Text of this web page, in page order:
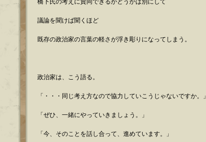
橋下氏の考えに賛同できるかどうかは別にして
議論を聞けば聞くほど
既存の政治家の言葉の軽さが浮き彫りになってしまう。
政治家は、こう語る。
「・・・同じ考え方なので協力していこうじゃないですか。」
「ぜひ、一緒にやっていきましょう。」
「今、そのことを話し合って、進めています。」